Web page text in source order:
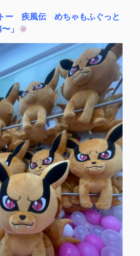
ー 疾風伝 めちゃもふぐっと
」